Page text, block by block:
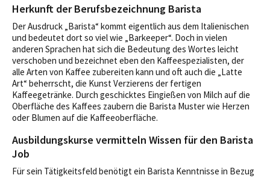
Herkunft der Berufsbezeichnung Barista
Der Ausdruck „Barista“ kommt eigentlich aus dem Italienischen
und bedeutet dort so viel wie „Barkeeper“. Doch in vielen
anderen Sprachen hat sich die Bedeutung des Wortes leicht
verschoben und bezeichnet eben den Kaffeespezialisten, der
alle Arten von Kaffee zubereiten kann und oft auch die „Latte
Art“ beherrscht, die Kunst Verzierens der fertigen
Kaffeegetränke. Durch geschicktes Eingießen von Milch auf die
Oberfläche des Kaffees zaubern die Barista Muster wie Herzen
oder Blumen auf die Kaffeeoberfläche.
Ausbildungskurse vermitteln Wissen für den Barista
Job
Für sein Tätigkeitsfeld benötigt ein Barista Kenntnisse in Bezug